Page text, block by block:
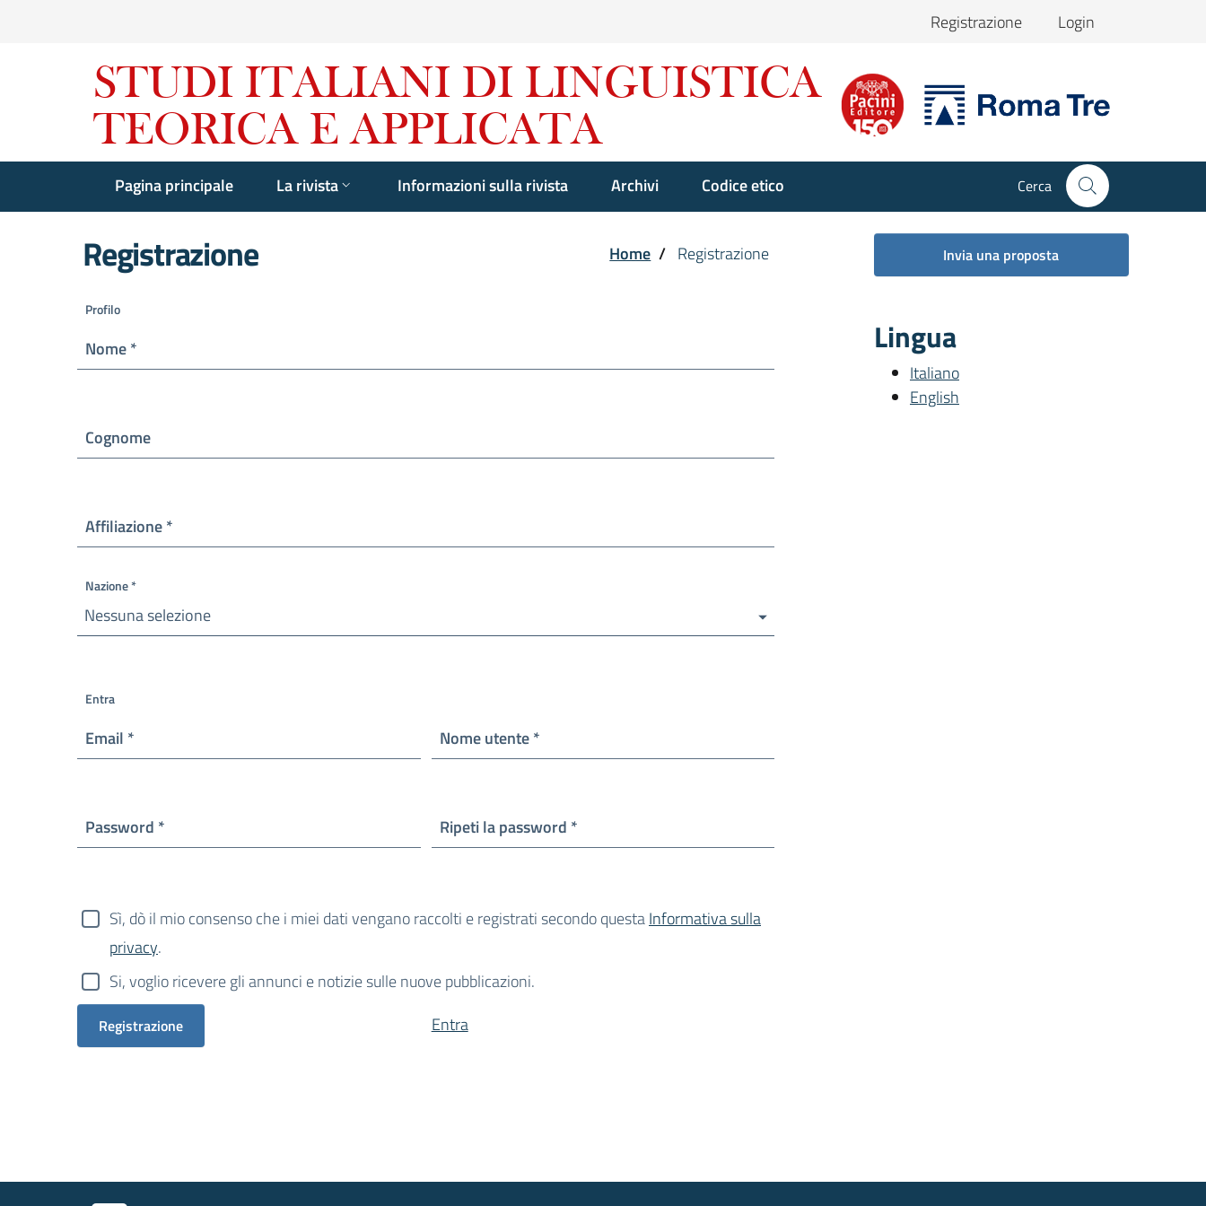
Registrazione Login
Pagina principale La rivista Informazioni sulla rivista Archivi Codice etico Cerca
Registrazione Home / Registrazione
Profilo
Nome*
Cognome
Affiliazione*
Nazione*
Obbligatorio
Nessuna selezione
Entra
Email * Nome utente*Obbligatorio
Password * Ripeti la password *Obbligatorio
Sì, dò il mio consenso che i miei dati vengano raccolti e registrati secondo questaInformativa sulla
privacy.
Si, voglio ricevere gli annunci e notizie sulle nuove pubblicazioni.
Registrazione Entra
Invia una proposta
Lingua
Italiano
English